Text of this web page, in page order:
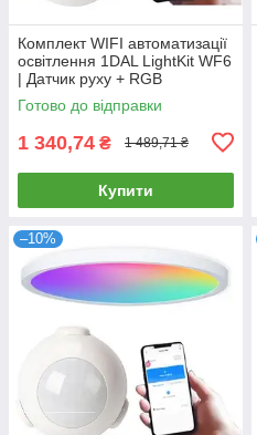
Комплект WIFI автоматизації
освітлення 1DAL LightKit WF6
| Датчик руху + RGB
світильник 6 W | APP "Tuya"
Готово до відправки
1 340,74 ₴ 1 489,71 ₴
Купити
–10%